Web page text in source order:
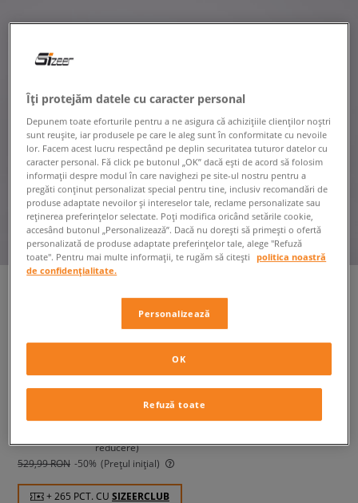
CONVERSE CHUCK TAYLOR
ALL STAR LIFT
reducere)
529,99 RON -50% (Prețul inițial)
+ 265 PCT. CU SIZEERCLUB
Îți protejăm datele cu caracter personal
Depunem toate eforturile pentru a ne asigura că achizițiile clienților noștri
sunt reușite, iar produsele pe care le aleg sunt în conformitate cu nevoile
lor. Facem acest lucru respectând pe deplin securitatea tuturor datelor cu
caracter personal. Fă click pe butonul „OK” dacă ești de acord să folosim
informații despre modul în care navighezi pe site-ul nostru pentru a
pregăti conținut personalizat special pentru tine, inclusiv recomandări de
produse adaptate nevoilor și intereselor tale, reclame personalizate sau
reținerea preferințelor selectate. Poți modifica oricând setările cookie,
accesând butonul „Personalizează”. Dacă nu dorești să primești o ofertă
personalizată de produse adaptate preferințelor tale, alege "Refuză
toate". Pentru mai multe informații, te rugăm să citești
politica noastră
de confidențialitate.
Personalizează
Refuză toate
OK